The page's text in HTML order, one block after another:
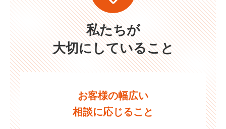
私たちが
大切にしていること
お客様の幅広い
相談に応じること